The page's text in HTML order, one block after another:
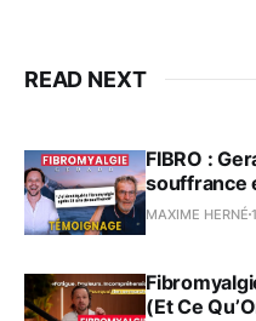
READ NEXT
FIBRO :
souffrance
MAXIME HERNÉ
(Et Ce